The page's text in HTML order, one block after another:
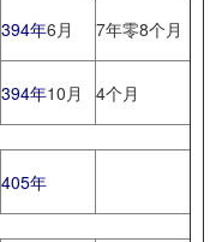
394年6月
7年零8个月
394年10月 4个月
405年